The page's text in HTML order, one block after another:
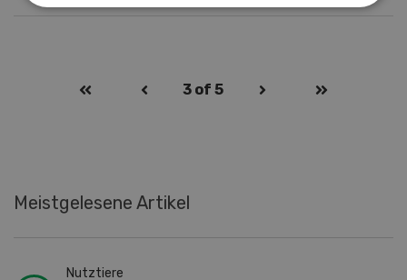
3 of 5
Meistgelesene Artikel
Nutztiere